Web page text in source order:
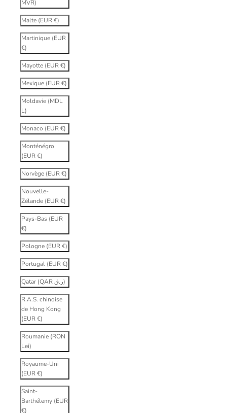
MVR)
Malte (EUR €)
Martinique (EUR
€)
Mayotte (EUR €)
Mexique (EUR €)
Moldavie (MDL
L)
Monaco (EUR €)
Monténégro
(EUR €)
Norvège (EUR €)
Nouvelle-
Zélande (EUR €)
Pays-Bas (EUR
€)
Pologne (EUR €)
Portugal (EUR €)
Qatar (QAR ر.ق)
R.A.S. chinoise
de Hong Kong
(EUR €)
Roumanie (RON
Lei)
Royaume-Uni
(EUR €)
Saint-
Barthélemy (EUR
€)